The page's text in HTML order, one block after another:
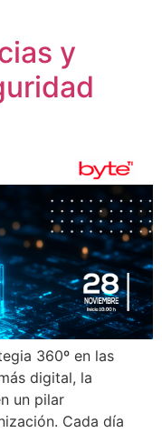
y
360º en las
digital, la
un pilar
Cada día